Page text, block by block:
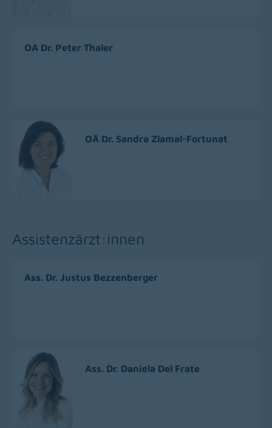
OA Dr. Peter Thaler
OÄ Dr. Sandra Zlamal-Fortunat
Assistenzärzt:innen
Ass. Dr. Justus Bezzenberger
Ass. Dr. Daniela Del Frate